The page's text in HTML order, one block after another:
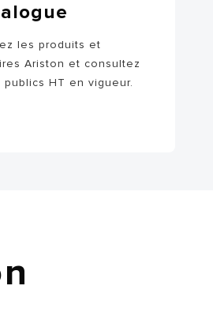
les produits et
Ariston et consultez
HT en vigueur.